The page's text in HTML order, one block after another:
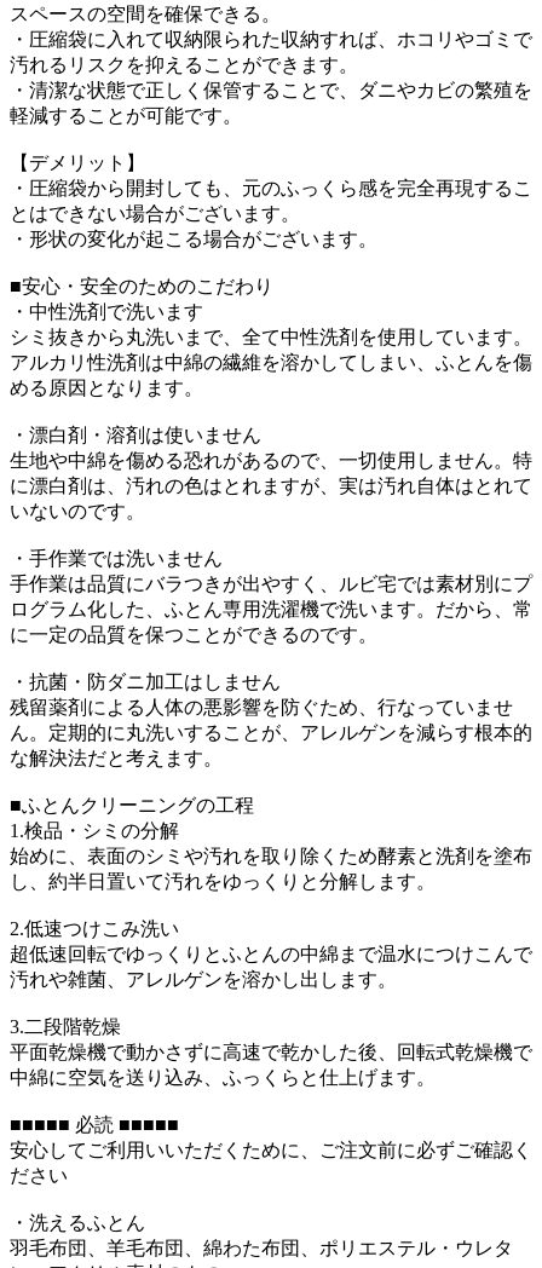
スペースの空間を確保できる。
・圧縮袋に入れて収納限られた収納すれば、ホコリやゴミで
汚れるリスクを抑えることができます。
・清潔な状態で正しく保管することで、ダニやカビの繁殖を
軽減することが可能です。
【デメリット】
・圧縮袋から開封しても、元のふっくら感を完全再現するこ
とはできない場合がございます。
・形状の変化が起こる場合がございます。
■安心・安全のためのこだわり
・中性洗剤で洗います
シミ抜きから丸洗いまで、全て中性洗剤を使用しています。
アルカリ性洗剤は中綿の繊維を溶かしてしまい、ふとんを傷
める原因となります。
・漂白剤・溶剤は使いません
生地や中綿を傷める恐れがあるので、一切使用しません。特
に漂白剤は、汚れの色はとれますが、実は汚れ自体はとれて
いないのです。
・手作業では洗いません
手作業は品質にバラつきが出やすく、ルビ宅では素材別にプ
ログラム化した、ふとん専用洗濯機で洗います。だから、常
に一定の品質を保つことができるのです。
・抗菌・防ダニ加工はしません
残留薬剤による人体の悪影響を防ぐため、行なっていませ
ん。定期的に丸洗いすることが、アレルゲンを減らす根本的
な解決法だと考えます。
■ふとんクリーニングの工程
1.検品・シミの分解
始めに、表面のシミや汚れを取り除くため酵素と洗剤を塗布
し、約半日置いて汚れをゆっくりと分解します。
2.低速つけこみ洗い
超低速回転でゆっくりとふとんの中綿まで温水につけこんで
汚れや雑菌、アレルゲンを溶かし出します。
3.二段階乾燥
平面乾燥機で動かさずに高速で乾かした後、回転式乾燥機で
中綿に空気を送り込み、ふっくらと仕上げます。
■■■■■ 必読 ■■■■■
安心してご利用いいただくために、ご注文前に必ずご確認く
ださい
・洗えるふとん
羽毛布団、羊毛布団、綿わた布団、ポリエステル・ウレタ